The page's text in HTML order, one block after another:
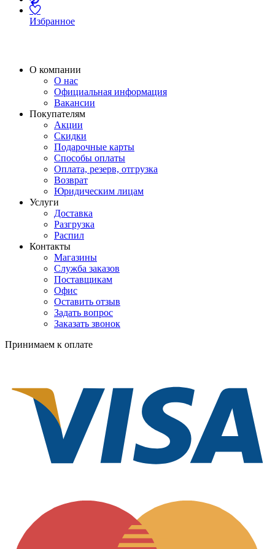
Избранное
О компании
О нас
Официальная информация
Вакансии
Покупателям
Акции
Скидки
Подарочные карты
Способы оплаты
Оплата, резерв, отгрузка
Возврат
Юридическим лицам
Услуги
Доставка
Разгрузка
Распил
Контакты
Магазины
Служба заказов
Поставщикам
Офис
Оставить отзыв
Задать вопрос
Заказать звонок
Принимаем к оплате